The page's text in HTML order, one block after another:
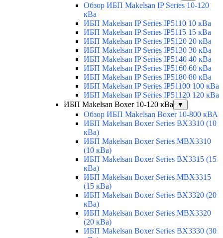
Обзор ИБП Makelsan IP Series 10-120
кВа
ИБП Makelsan IP Series IP5110 10 кВа
ИБП Makelsan IP Series IP5115 15 кВа
ИБП Makelsan IP Series IP5120 20 кВа
ИБП Makelsan IP Series IP5130 30 кВа
ИБП Makelsan IP Series IP5140 40 кВа
ИБП Makelsan IP Series IP5160 60 кВа
ИБП Makelsan IP Series IP5180 80 кВа
ИБП Makelsan IP Series IP51100 100 кВа
ИБП Makelsan IP Series IP51120 120 кВа
ИБП Makelsan Boxer 10-120 кВа
▼
Обзор ИБП Makelsan Boxer 10-800 кВА
ИБП Makelsan Boxer Series BX3310 (10
кВа)
ИБП Makelsan Boxer Series MBX3310
(10 кВа)
ИБП Makelsan Boxer Series BX3315 (15
кВа)
ИБП Makelsan Boxer Series MBX3315
(15 кВа)
ИБП Makelsan Boxer Series BX3320 (20
кВа)
ИБП Makelsan Boxer Series MBX3320
(20 кВа)
ИБП Makelsan Boxer Series BX3330 (30